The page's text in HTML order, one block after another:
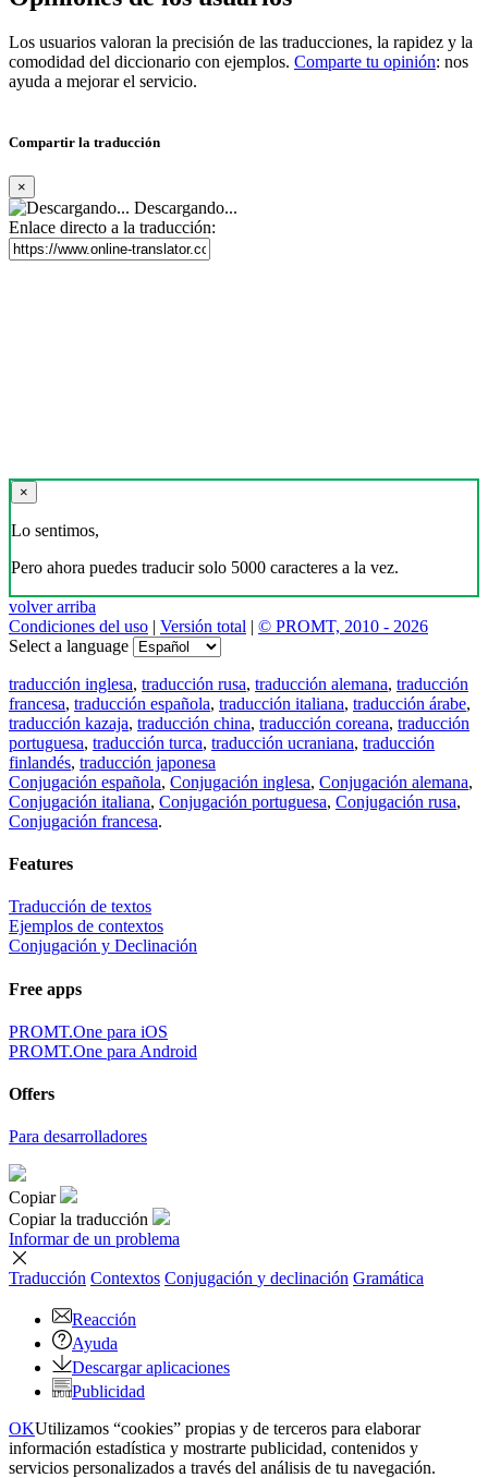
Los usuarios valoran la precisión de las traducciones, la rapidez y la
comodidad del diccionario con ejemplos. Comparte tu opinión: nos
ayuda a mejorar el servicio.
Compartir la traducción
×
Descargando...
Enlace directo a la traducción:
×
Lo sentimos,
Pero ahora puedes traducir solo 5000 caracteres a la vez.
volver arriba
Condiciones del uso | Versión total | © PROMT, 2010 - 2026
Select a language
traducción inglesa, traducción rusa, traducción alemana, traducción
francesa, traducción española, traducción italiana, traducción árabe,
traducción kazaja, traducción china, traducción coreana, traducción
portuguesa, traducción turca, traducción ucraniana, traducción
finlandés, traducción japonesa
Conjugación española, Conjugación inglesa, Conjugación alemana,
Conjugación italiana, Conjugación portuguesa, Conjugación rusa,
Conjugación francesa.
Features
Traducción de textos
Ejemplos de contextos
Conjugación y Declinación
Free apps
PROMT.One para iOS
PROMT.One para Android
Offers
Para desarrolladores
Copiar
Copiar la traducción
Informar de un problema
Traducción Contextos Conjugación y declinación Gramática
Reacción
Ayuda
Descargar aplicaciones
Publicidad
OKUtilizamos “cookies” propias y de terceros para elaborar
información estadística y mostrarte publicidad, contenidos y
servicios personalizados a través del análisis de tu navegación.